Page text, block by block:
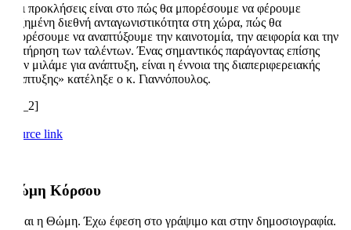
«Οι προκλήσεις είναι στο πώς θα μπορέσουμε να φέρουμε
αυξημένη διεθνή ανταγωνιστικότητα στη χώρα, πώς θα
μπορέσουμε να αναπτύξουμε την καινοτομία, την αειφορία και την
διατήρηση των ταλέντων. Ένας σημαντικός παράγοντας επίσης
όταν μιλάμε για ανάπτυξη, είναι η έννοια της διαπεριφερειακής
ανάπτυξης» κατέληξε ο κ. Γιαννόπουλος.
[ad_2]
Source link
Θώμη Κόρσου
Είμαι η Θώμη. Έχω έφεση στο γράψιμο και στην δημοσιογραφία.